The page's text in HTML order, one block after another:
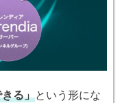
る」という形にな